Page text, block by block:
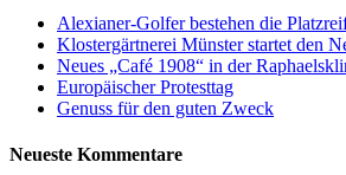
Alexianer-Golfer bestehen die
Klostergärtnerei Münster startet den
Neues „Café 1908“ in der
Europäischer Protesttag
Genuss für den guten Zweck
Neueste Kommentare